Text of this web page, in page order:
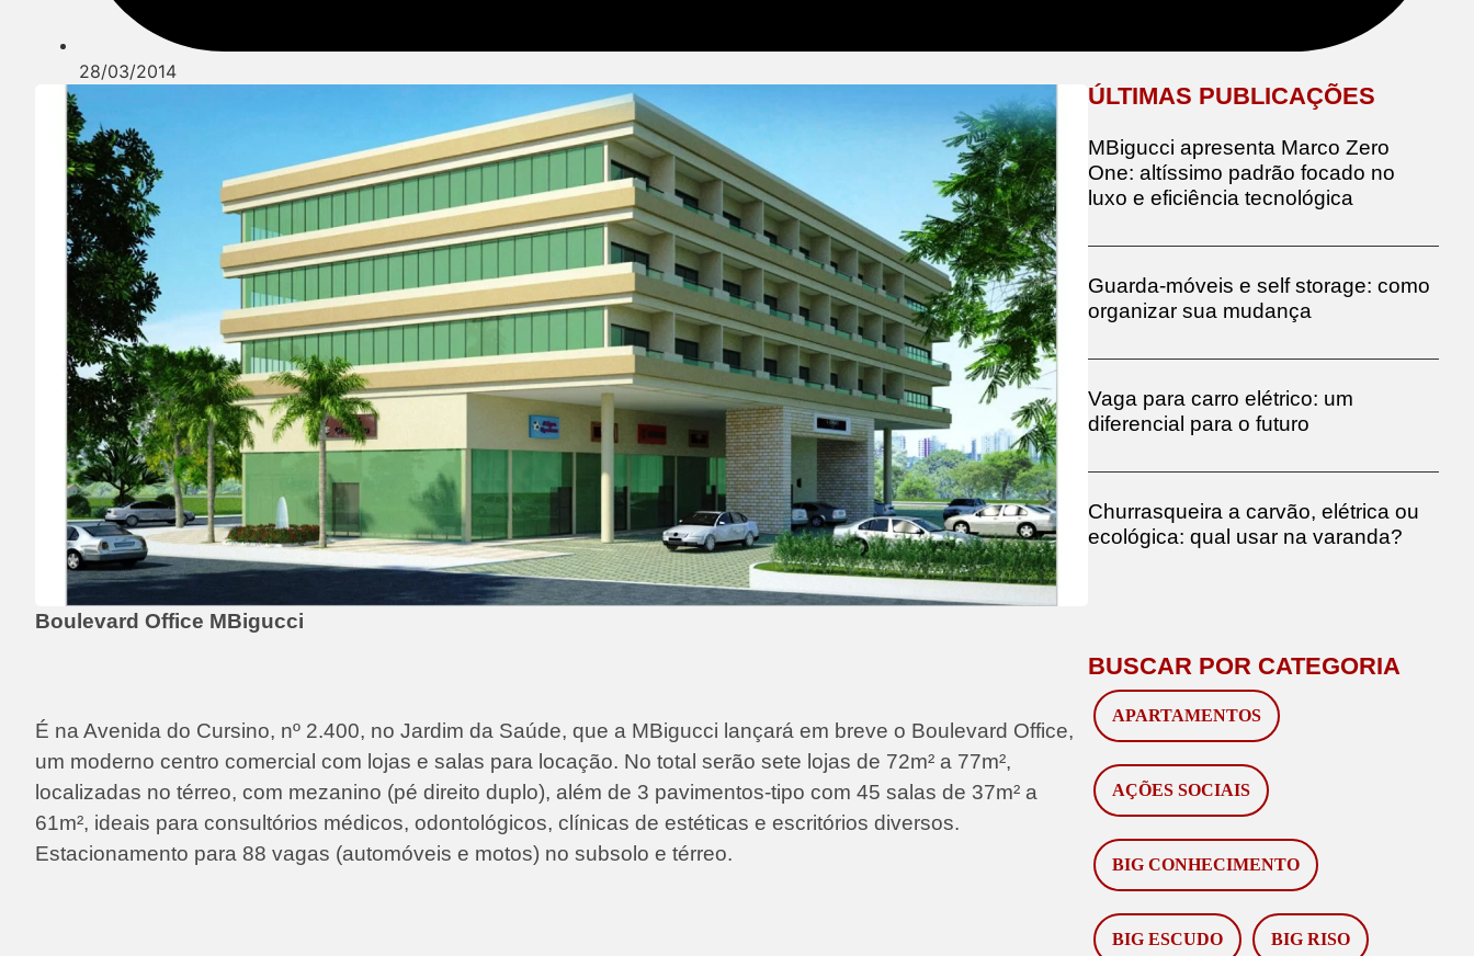
28/03/2014
Boulevard Office MBigucci
É na Avenida do Cursino, nº 2.400, no Jardim da Saúde, que a MBigucci lançará em breve o Boulevard Office,
um moderno centro comercial com lojas e salas para locação. No total serão sete lojas de 72m² a 77m²,
localizadas no térreo, com mezanino (pé direito duplo), além de 3 pavimentos-tipo com 45 salas de 37m² a
61m², ideais para consultórios médicos, odontológicos, clínicas de estéticas e escritórios diversos.
Estacionamento para 88 vagas (automóveis e motos) no subsolo e térreo.
ÚLTIMAS PUBLICAÇÕES
MBigucci apresenta Marco Zero
One: altíssimo padrão focado no
luxo e eficiência tecnológica
Guarda-móveis e self storage: como
organizar sua mudança
Vaga para carro elétrico: um
diferencial para o futuro
Churrasqueira a carvão, elétrica ou
ecológica: qual usar na varanda?
BUSCAR POR CATEGORIA
APARTAMENTOS
AÇÕES SOCIAIS
BIG CONHECIMENTO
BIG ESCUDO BIG RISO